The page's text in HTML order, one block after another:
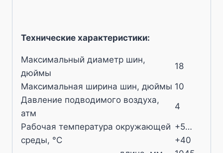
Технические характеристики:
Максимальный диаметр шин,
дюймы
18
Максимальная ширина шин, дюймы 10
Давление подводимого воздуха,
атм
4
Рабочая температура окружающей
среды, °С
+5…
+40